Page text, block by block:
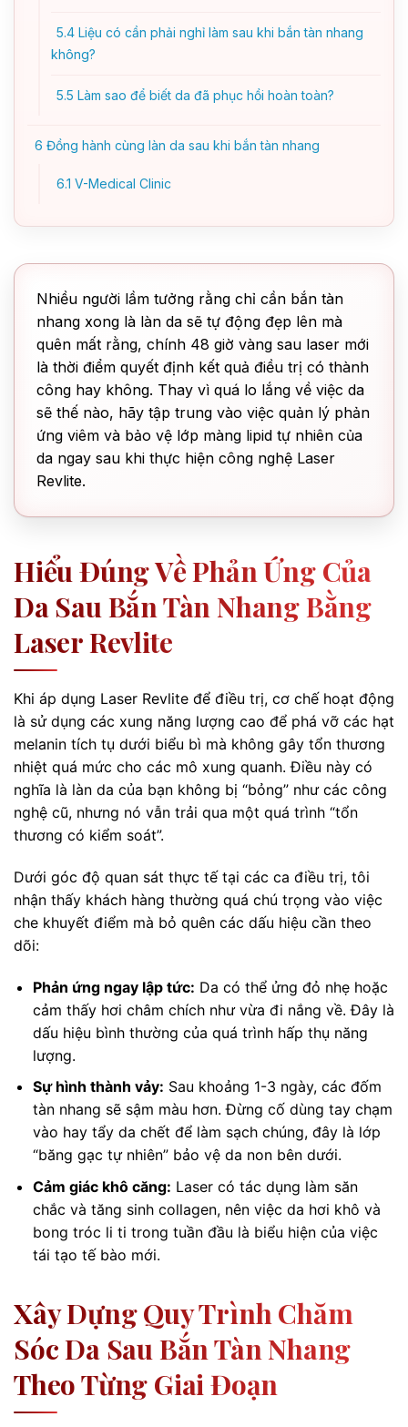
5.4 Liệu có cần phải nghỉ làm sau khi bắn tàn nhang
không?
5.5 Làm sao để biết da đã phục hồi hoàn toàn?
6 Đồng hành cùng làn da sau khi bắn tàn nhang
6.1 V-Medical Clinic
Nhiều người lầm tưởng rằng chỉ cần bắn tàn
nhang xong là làn da sẽ tự động đẹp lên mà
quên mất rằng, chính 48 giờ vàng sau laser mới
là thời điểm quyết định kết quả điều trị có thành
công hay không. Thay vì quá lo lắng về việc da
sẽ thế nào, hãy tập trung vào việc quản lý phản
ứng viêm và bảo vệ lớp màng lipid tự nhiên của
da ngay sau khi thực hiện công nghệ Laser
Revlite.
Hiểu Đúng Về Phản Ứng Của
Da Sau Bắn Tàn Nhang Bằng
Laser Revlite
Khi áp dụng Laser Revlite để điều trị, cơ chế hoạt động
là sử dụng các xung năng lượng cao để phá vỡ các hạt
melanin tích tụ dưới biểu bì mà không gây tổn thương
nhiệt quá mức cho các mô xung quanh. Điều này có
nghĩa là làn da của bạn không bị “bỏng” như các công
nghệ cũ, nhưng nó vẫn trải qua một quá trình “tổn
thương có kiểm soát”.
Dưới góc độ quan sát thực tế tại các ca điều trị, tôi
nhận thấy khách hàng thường quá chú trọng vào việc
che khuyết điểm mà bỏ quên các dấu hiệu cần theo
dõi:
Phản ứng ngay lập tức: Da có thể ửng đỏ nhẹ hoặc
cảm thấy hơi châm chích như vừa đi nắng về. Đây là
dấu hiệu bình thường của quá trình hấp thụ năng
lượng.
Sự hình thành vảy: Sau khoảng 1-3 ngày, các đốm
tàn nhang sẽ sậm màu hơn. Đừng cố dùng tay chạm
vào hay tẩy da chết để làm sạch chúng, đây là lớp
“băng gạc tự nhiên” bảo vệ da non bên dưới.
Cảm giác khô căng: Laser có tác dụng làm săn
chắc và tăng sinh collagen, nên việc da hơi khô và
bong tróc li ti trong tuần đầu là biểu hiện của việc
tái tạo tế bào mới.
Xây Dựng Quy Trình Chăm
Sóc Da Sau Bắn Tàn Nhang
Theo Từng Giai Đoạn